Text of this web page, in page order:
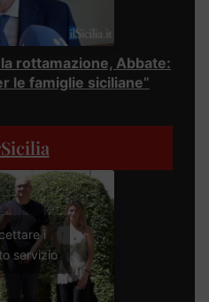
rottamazione, Abbate:
le famiglie siciliane”
i
servizio